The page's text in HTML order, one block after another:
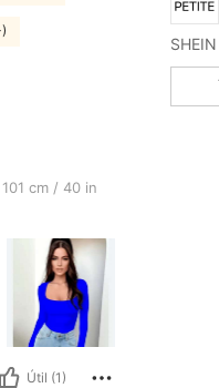
82 cm / 32 in, Busto: 90 cm /
101 cm / 40 in
Útil (1)